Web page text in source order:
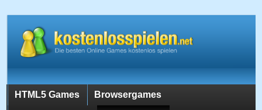
HTML5 Games Browsergames